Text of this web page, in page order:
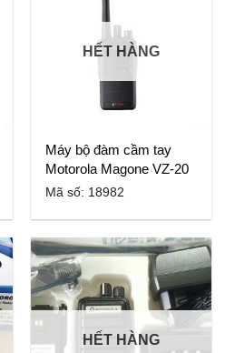
HẾT HÀNG
Máy bộ đàm cầm tay
Motorola Magone VZ-20
Mã số: 18982
HẾT HÀNG